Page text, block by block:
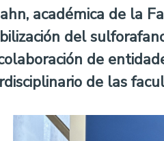
académica de la
del
de
de las